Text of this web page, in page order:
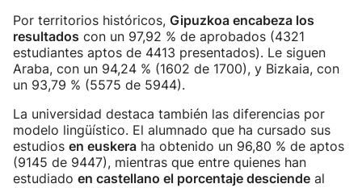
Por territorios históricos, Gipuzkoa encabeza los
resultados con un 97,92 % de aprobados (4321
estudiantes aptos de 4413 presentados). Le siguen
Araba, con un 94,24 % (1602 de 1700), y Bizkaia, con
un 93,79 % (5575 de 5944).
La universidad destaca también las diferencias por
modelo lingüístico. El alumnado que ha cursado sus
estudios en euskera ha obtenido un 96,80 % de aptos
(9145 de 9447), mientras que entre quienes han
estudiado en castellano el porcentaje desciende al